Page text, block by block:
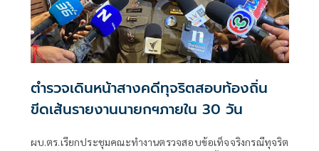
ตำรวจเดินหน้าสางคดีทุจริตสอบท้องถิ่น
ขีดเส้นรายงานนายกฯภายใน 30 วัน
ผบ.ตร.เรียกประชุมคณะทำงานตรวจสอบข้อเท็จจริงกรณีทุจริต